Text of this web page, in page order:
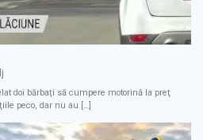
doi bărbaţi să cumpere motorină la preţ
peco, dar nu au […]